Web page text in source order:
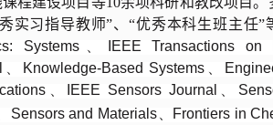
实习指导教师”、“优秀本科生班主任”
Systems、IEEE Transactions on
Knowledge-Based Systems、
、IEEE Sensors Journal、
and Materials、Frontiers in